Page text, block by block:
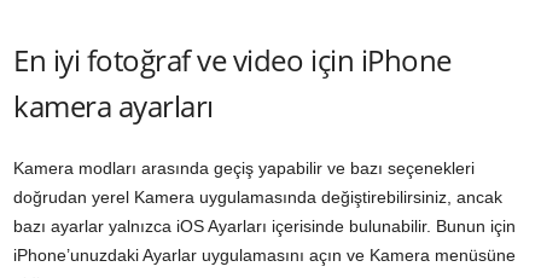
En iyi fotoğraf ve video için iPhone
kamera ayarları
Kamera modları arasında geçiş yapabilir ve bazı seçenekleri
doğrudan yerel Kamera uygulamasında değiştirebilirsiniz, ancak
bazı ayarlar yalnızca iOS Ayarları içerisinde bulunabilir. Bunun için
iPhone’unuzdaki Ayarlar uygulamasını açın ve Kamera menüsüne